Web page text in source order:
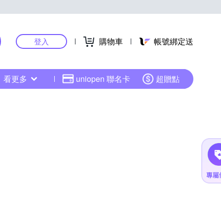
登入 購物車 帳號綁定送
看更多 uniopen 聯名卡 超贈點